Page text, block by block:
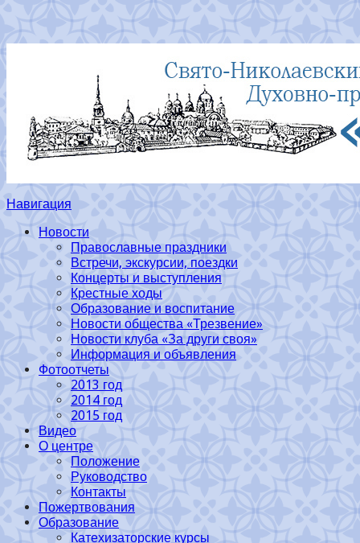
Навигация
Новости
Православные праздники
Встречи, экскурсии, поездки
Концерты и выступления
Крестные ходы
Образование и воспитание
Новости общества «Трезвение»
Новости клуба «За други своя»
Информация и объявления
Фотоотчеты
2013 год
2014 год
2015 год
Видео
О центре
Положение
Руководство
Контакты
Пожертвования
Образование
Катехизаторские курсы